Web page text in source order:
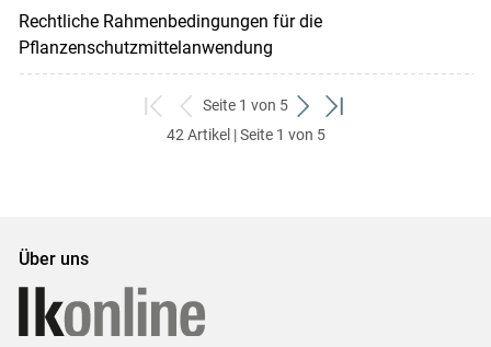
Rechtliche Rahmenbedingungen für die
Pflanzenschutzmittelanwendung
zum
ersten
zurück
zum
Seite 1 von 5
weiter
zum
zum
42 Artikel | Seite 1 von 5
Über uns